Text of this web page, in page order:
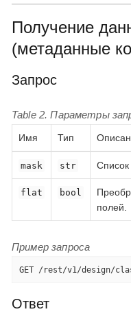
Получение
(метаданные
Запрос
Table 2. Параметры
Имя Тип
mask str Список
flat bool
полей.
Пример запроса
GET /rest/v1/design/
Ответ